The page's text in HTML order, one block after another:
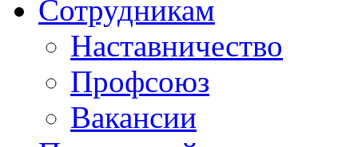
Сотрудникам
Наставничество
Профсоюз
Вакансии